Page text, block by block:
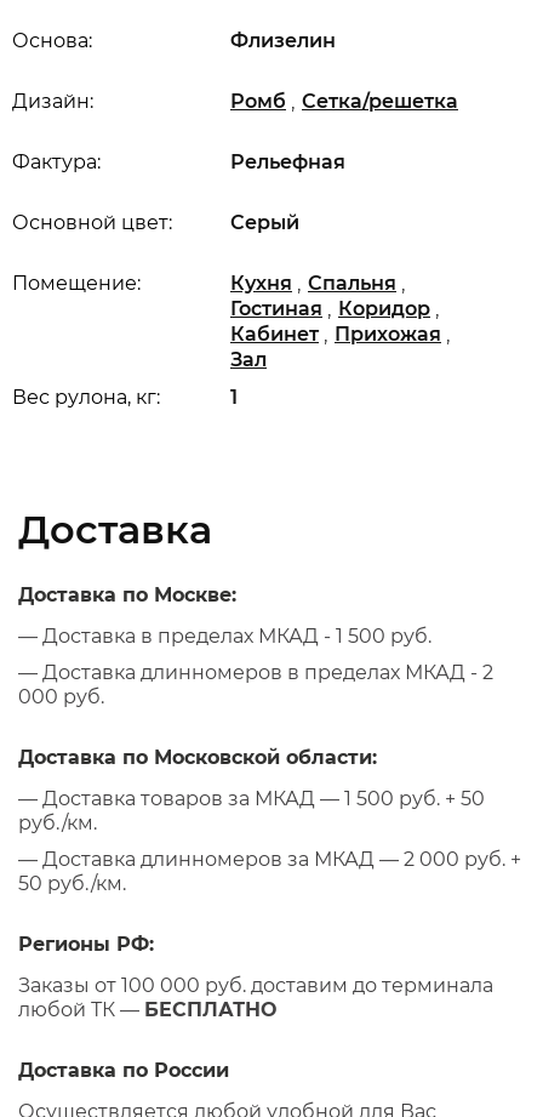
Вес рулона, кг: 1
Основной цвет: Серый
Дизайн: Ромб , Сетка/решетка
Основа: Флизелин
Помещение: Кухня , Спальня ,
Гостиная , Коридор ,
Кабинет , Прихожая ,
Зал
Фактура: Рельефная
Доставка
Доставка по Москве:
— Доставка в пределах МКАД - 1 500 руб.
— Доставка длинномеров в пределах МКАД - 2
000 руб.
Доставка по Московской области:
— Доставка товаров за МКАД — 1 500 руб. + 50
руб./км.
— Доставка длинномеров за МКАД — 2 000 руб. +
50 руб./км.
Регионы РФ:
Заказы от 100 000 руб. доставим до терминала
любой ТК — БЕСПЛАТНО
Доставка по России
Осуществляется любой удобной для Вас